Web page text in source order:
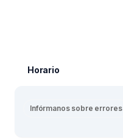
Horario
Infórmanos sobre errores